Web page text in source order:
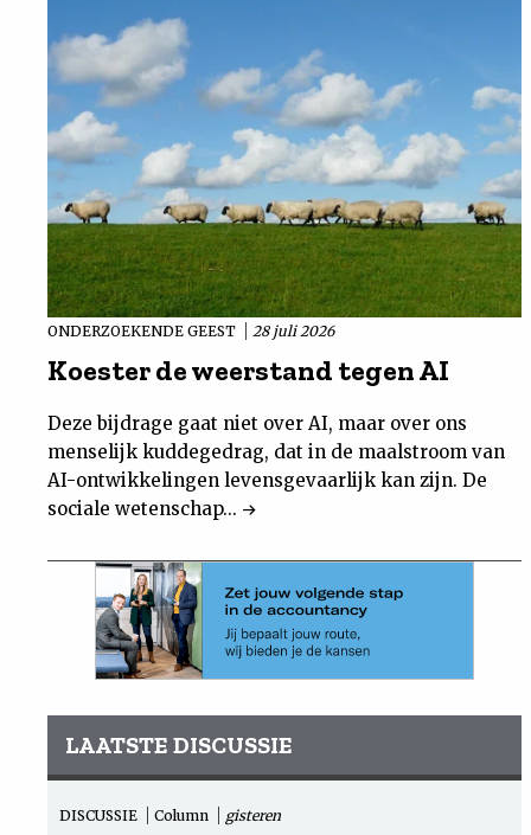
ONDERZOEKENDE GEEST 28 juli 2026
Koester de weerstand tegen AI
Deze bijdrage gaat niet over AI, maar over ons
menselijk kuddegedrag, dat in de maalstroom van
AI-ontwikkelingen levensgevaarlijk kan zijn. De
sociale wetenschap...
LAATSTE DISCUSSIE
DISCUSSIE Column gisteren